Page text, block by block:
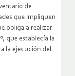
de
que impliquen
obliga a realizar
que establecía la
la ejecución del